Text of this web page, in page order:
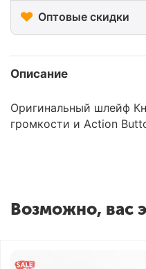
Оптовые скидки
Описание
Оригинальный шлейф
громкости и Action
Возможно, вас